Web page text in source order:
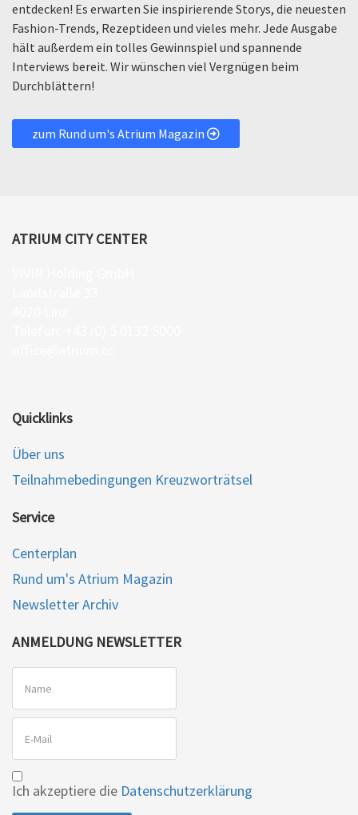
entdecken! Es erwarten Sie inspirierende Storys, die neuesten
Fashion-Trends, Rezeptideen und vieles mehr. Jede Ausgabe
hält außerdem ein tolles Gewinnspiel und spannende
Interviews bereit. Wir wünschen viel Vergnügen beim
Durchblättern!
zum Rund um's Atrium Magazin
ATRIUM CITY CENTER
Quicklinks
Über uns
Teilnahmebedingungen Kreuzworträtsel
Service
Centerplan
Rund um's Atrium Magazin
Newsletter Archiv
ANMELDUNG NEWSLETTER
Ich akzeptiere die Datenschutzerklärung